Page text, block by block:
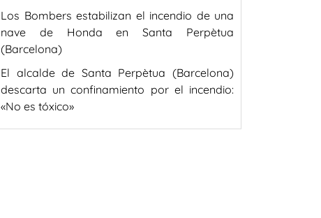
Los Bombers estabilizan el incendio de una
nave de Honda en Santa Perpètua
(Barcelona)
El alcalde de Santa Perpètua (Barcelona)
descarta un confinamiento por el incendio:
«No es tóxico»